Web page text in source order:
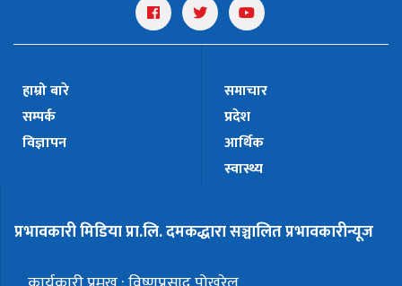
हाम्रो बारे
सम्पर्क
विज्ञापन
समाचार
प्रदेश
आर्थिक
स्वास्थ्य
प्रभावकारी मिडिया प्रा.लि. दमकद्धारा सञ्चालित प्रभावकारीन्यूज